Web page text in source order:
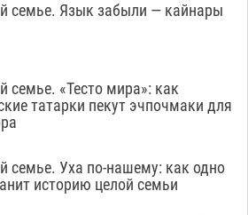
угнал мотоцикл и
мобильник с банковскими
на парковом газоне с
котами
суд встал на сторону МЧС в
униформы
07.08
семье. Язык забыли — кайнары
семье. «Тесто мира»: как
татарки пекут эчпочмаки для
семье. Уха по-нашему: как одно
историю целой семьи